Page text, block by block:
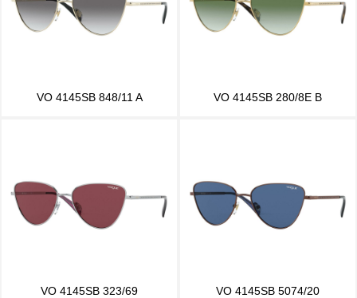
VO 4145SB 848/11 A VO 4145SB 280/8E B
VO 4145SB 323/69 VO 4145SB 5074/20